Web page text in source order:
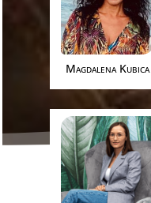
Magdalena Kubica